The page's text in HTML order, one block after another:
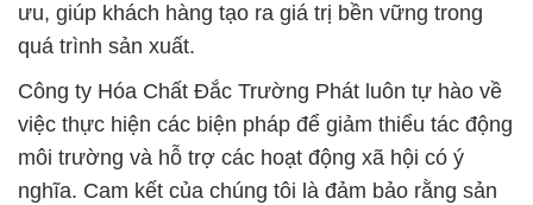
ưu, giúp khách hàng tạo ra giá trị bền vững trong
quá trình sản xuất.
Công ty Hóa Chất Đắc Trường Phát luôn tự hào về
việc thực hiện các biện pháp để giảm thiểu tác động
môi trường và hỗ trợ các hoạt động xã hội có ý
nghĩa. Cam kết của chúng tôi là đảm bảo rằng sản